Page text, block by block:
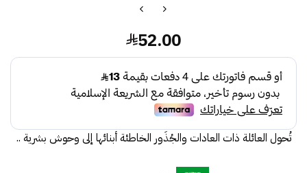
52.00
تُحول العائلة ذات العادات والجُذَور الخاطئة أبنائها إلى وحوش بشرية ..